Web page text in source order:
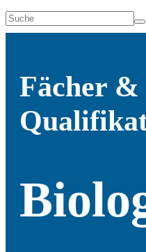
Fächer &